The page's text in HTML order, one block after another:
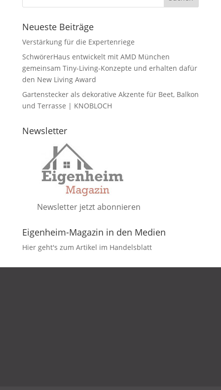
Neueste Beiträge
Verstärkung für die Expertenriege
SchwörerHaus entwickelt mit AMD München
gemeinsam Tiny-Living-Konzepte und erhalten dafür
den New Living Award
Gartenstecker als dekorative Akzente für Beet, Balkon
und Terrasse | KNOBLOCH
Newsletter
Newsletter jetzt abonnieren
Eigenheim-Magazin in den Medien
Hier geht's zum Artikel im Handelsblatt
DATENSCHUTZ